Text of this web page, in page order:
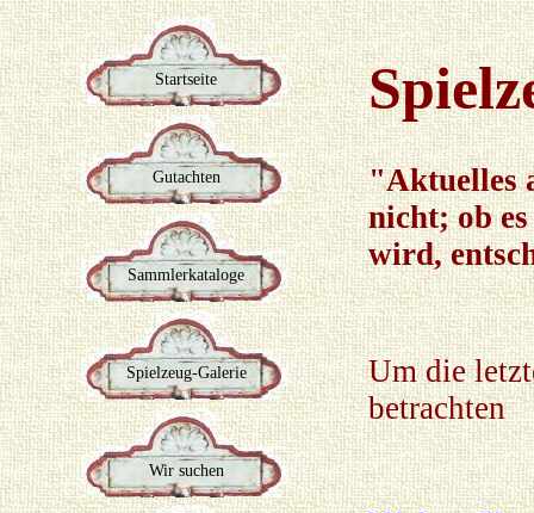
Startseite
Gutachten
Sammlerkataloge
Spielzeug-Galerie
Wir suchen
"Aktuelles
nicht; ob
wird,
Um die
betrachten